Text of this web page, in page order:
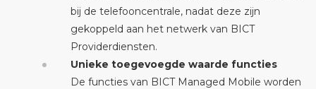
bij de telefooncentrale, nadat deze zijn
gekoppeld aan het netwerk van BICT
Providerdiensten.
Unieke toegevoegde waarde functies
De functies van BICT Managed Mobile worden